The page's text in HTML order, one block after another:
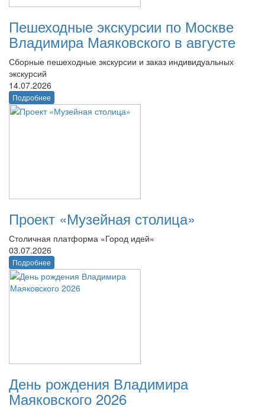
Пешеходные экскурсии по Москве
Владимира Маяковского в августе
Сборные пешеходные экскурсии и заказ индивидуальных
экскурсий
14.07.2026
Подробнее
Проект «Музейная столица»
Столичная платформа «Город идей»
03.07.2026
Подробнее
День рождения Владимира
Маяковского 2026